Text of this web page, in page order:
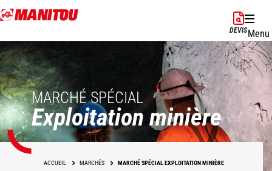
Aller
au
principal
DEVISMenu
MARCHÉ SPÉCIAL
Exploitation minière
ACCUEIL MARCHÉS MARCHÉ SPÉCIAL EXPLOITATION MINIÈRE